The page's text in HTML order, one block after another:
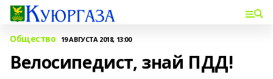
Общество 19 АВГУСТА 2018, 13:00
Велосипедист, знай ПДД!